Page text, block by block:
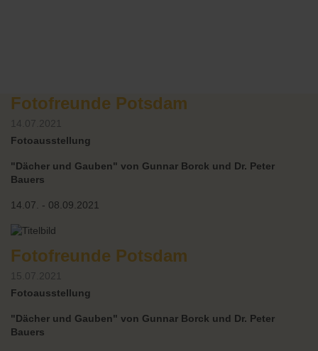
Fotofreunde Potsdam
14.07.2021
Fotoausstellung
"Dächer und Gauben" von Gunnar Borck und Dr. Peter
Bauers
14.07. - 08.09.2021
Fotofreunde Potsdam
15.07.2021
Fotoausstellung
"Dächer und Gauben" von Gunnar Borck und Dr. Peter
Bauers